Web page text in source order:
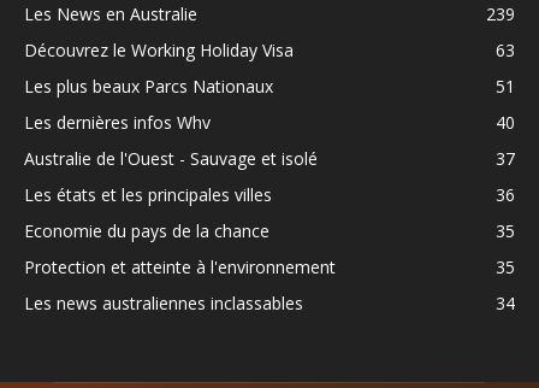
Les News en Australie
239
Découvrez le Working Holiday Visa
63
Les plus beaux Parcs Nationaux
51
Les dernières infos Whv
40
Australie de l'Ouest - Sauvage et isolé
37
Les états et les principales villes
36
Economie du pays de la chance
35
Protection et atteinte à l'environnement
35
Les news australiennes inclassables
34